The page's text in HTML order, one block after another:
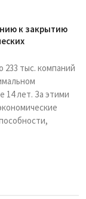
к закрытию
233 тыс. компаний
14 лет. За этими